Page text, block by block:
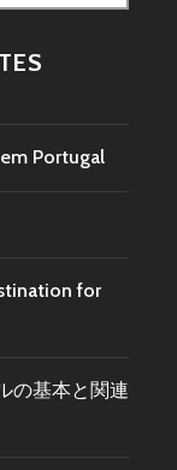
Portugal
for
の基本と関連